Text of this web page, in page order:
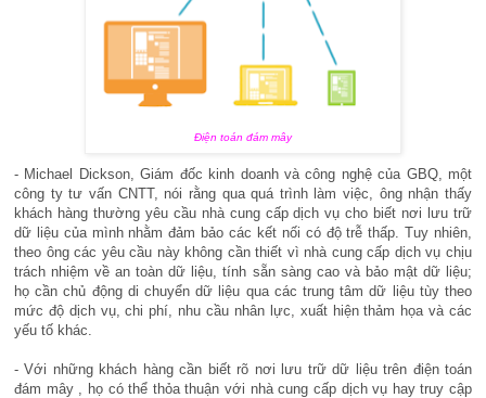
Điện toán đám mây
- Michael Dickson, Giám đốc kinh doanh và công nghệ của GBQ, một
công ty tư vấn CNTT, nói rằng qua quá trình làm việc, ông nhận thấy
khách hàng thường yêu cầu nhà cung cấp dịch vụ cho biết nơi lưu trữ
dữ liệu của mình nhằm đảm bảo các kết nối có độ trễ thấp. Tuy nhiên,
theo ông các yêu cầu này không cần thiết vì nhà cung cấp dịch vụ chịu
trách nhiệm về an toàn dữ liệu, tính sẵn sàng cao và bảo mật dữ liệu;
họ cần chủ động di chuyển dữ liệu qua các trung tâm dữ liệu tùy theo
mức độ dịch vụ, chi phí, nhu cầu nhân lực, xuất hiện thảm họa và các
yếu tố khác.
- Với những khách hàng cần biết rõ nơi lưu trữ dữ liệu trên điện toán
đám mây , họ có thể thỏa thuận với nhà cung cấp dịch vụ hay truy cập